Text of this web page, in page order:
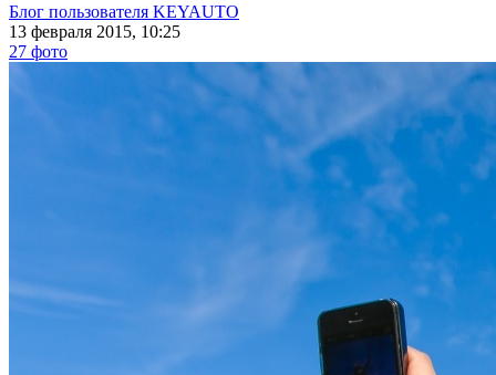
Блог пользователя KEYAUTO
13 февраля 2015, 10:25
27 фото